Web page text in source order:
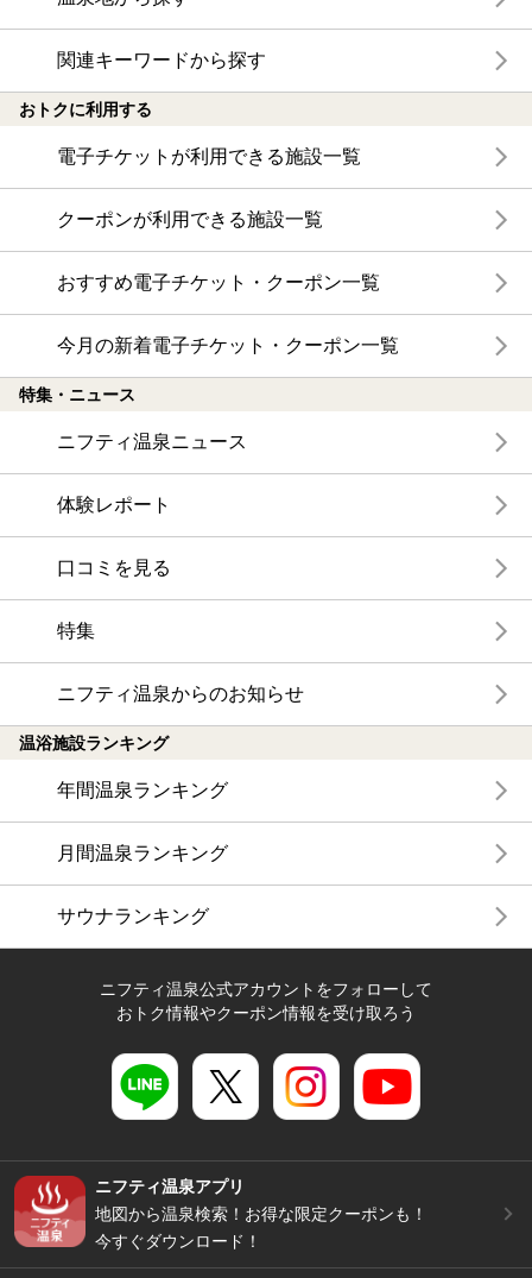
関連キーワードから探す
おトクに利用する
電子チケットが利用できる施設一覧
クーポンが利用できる施設一覧
おすすめ電子チケット・クーポン一覧
今月の新着電子チケット・クーポン一覧
特集・ニュース
ニフティ温泉ニュース
体験レポート
口コミを見る
特集
ニフティ温泉からのお知らせ
温浴施設ランキング
年間温泉ランキング
月間温泉ランキング
サウナランキング
ニフティ温泉公式アカウントをフォローして
おトク情報やクーポン情報を受け取ろう
ニフティ温泉アプリ
地図から温泉検索！お得な限定クーポンも！
今すぐダウンロード！